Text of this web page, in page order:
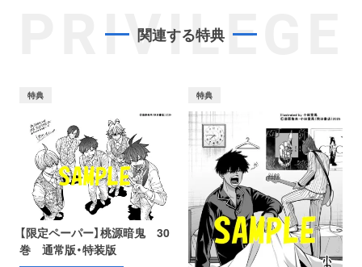
PRIVILEGE
関連する特典
特典
【限定ペーパー】桃源暗鬼 30
巻 通常版・特装版
特典